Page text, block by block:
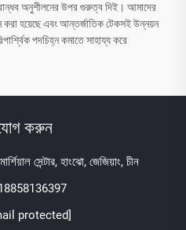
অনুশীলনের উপর গুরুত্ব দিই। আমাদের
করা হয়েছে এবং আন্তর্জাতিক টেকসই উন্নয়ন
পদচিহ্ন কমাতে সাহায্য করে
করুন
সেন্টার, হাংঝো, জেজিয়াং, চীন
protected]